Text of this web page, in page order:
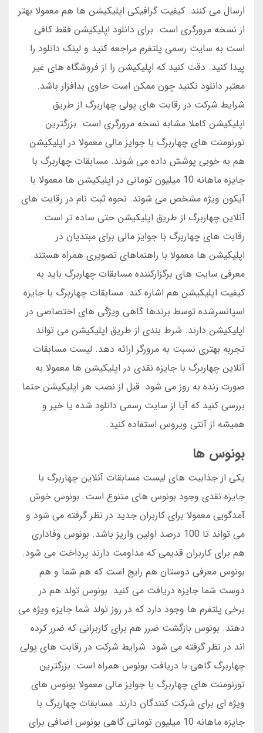
ارسال می کنند. کیفیت گرافیکی اپلیکیشن ها هم معمولا بهتر
از نسخه مرورگری است. برای دانلود اپلیکیشن فقط کافی
است به سایت رسمی پلتفرم مراجعه کنید و لینک دانلود را
پیدا کنید. دقت کنید که اپلیکیشن را از فروشگاه های غیر
معتبر دانلود نکنید چون ممکن است حاوی بدافزار باشد.
شرایط شرکت در رقابت های پولی چهاربرگ از طریق
اپلیکیشن کاملا مشابه نسخه مرورگری است. بزرگترین
تورنومنت های چهاربرگ با جوایز مالی معمولا در اپلیکیشن
هم به خوبی پوشش داده می شوند. مسابقات چهاربرگ با
جایزه ماهانه 10 میلیون تومانی در اپلیکیشن ها معمولا با
آیکون ویژه مشخص می شوند. نحوه ثبت نام در رقابت های
آنلاین چهاربرگ از طریق اپلیکیشن حتی ساده تر است.
رقابت های چهاربرگ با جوایز مالی برای مبتدیان در
اپلیکیشن ها معمولا با راهنماهای تصویری همراه هستند.
معرفی سایت های برگزارکننده مسابقات چهاربرگ باید به
کیفیت اپلیکیشن هم اشاره کند. مسابقات چهاربرگ با جایزه
اسپانسرشده توسط برندها گاهی ویژگی های اختصاصی در
اپلیکیشن دارند. شرط بندی از طریق اپلیکیشن می تواند
تجربه بهتری نسبت به مرورگر ارائه دهد. لیست مسابقات
آنلاین چهاربرگ با جایزه نقدی در اپلیکیشن ها معمولا به
صورت زنده به روز می شود. قبل از نصب هر اپلیکیشن حتما
بررسی کنید که آیا از سایت رسمی دانلود شده یا خیر و
همیشه از آنتی ویروس استفاده کنید.
بونوس ها
یکی از جذابیت های لیست مسابقات آنلاین چهاربرگ با
جایزه نقدی وجود بونوس های متنوع است. بونوس خوش
آمدگویی معمولا برای کاربران جدید در نظر گرفته می شود و
می تواند تا 100 درصد اولین واریز باشد. بونوس وفاداری
هم برای کاربران قدیمی که مداومت دارند پرداخت می شود.
بونوس معرفی دوستان هم رایج است که هم شما و هم
دوست شما جایزه دریافت می کنید. بونوس تولد هم در
برخی پلتفرم ها وجود دارد که در روز تولد شما جایزه ویژه می
دهند. بونوس بازگشت ضرر هم برای کاربرانی که ضرر کرده
اند در نظر گرفته می شود. شرایط شرکت در رقابت های پولی
چهاربرگ گاهی با دریافت بونوس همراه است. بزرگترین
تورنومنت های چهاربرگ با جوایز مالی معمولا بونوس های
ویژه ای برای شرکت کنندگان دارند. مسابقات چهاربرگ با
جایزه ماهانه 10 میلیون تومانی گاهی بونوس اضافی برای